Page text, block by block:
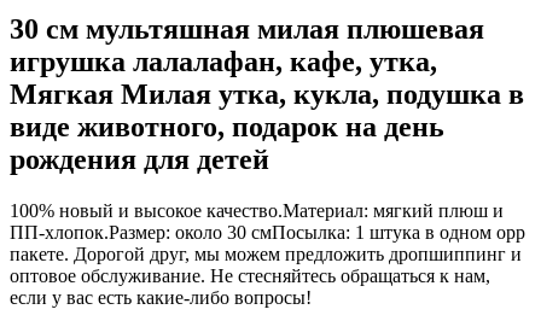
30 см мультяшная милая плюшевая
игрушка лалалафан, кафе, утка,
Мягкая Милая утка, кукла, подушка в
виде животного, подарок на день
рождения для детей
100% новый и высокое качество.Материал: мягкий плюш и
ПП-хлопок.Размер: около 30 смПосылка: 1 штука в одном opp
пакете. Дорогой друг, мы можем предложить дропшиппинг и
оптовое обслуживание. Не стесняйтесь обращаться к нам,
если у вас есть какие-либо вопросы!